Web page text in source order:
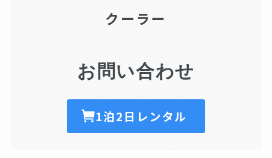
クーラー
お問い合わせ
1泊2日レンタル